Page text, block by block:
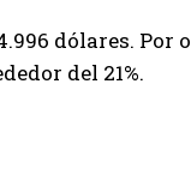
dólares. Por
del 21%.